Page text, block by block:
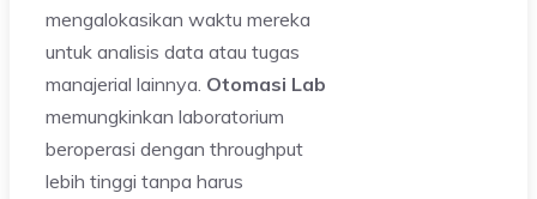
mengalokasikan waktu mereka
untuk analisis data atau tugas
manajerial lainnya. Otomasi Lab
memungkinkan laboratorium
beroperasi dengan throughput
lebih tinggi tanpa harus